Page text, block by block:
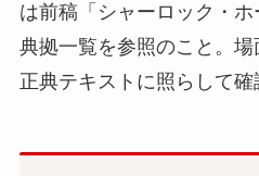
は前稿「シャーロック・
典拠一覧を参照のこと。
正典テキストに照らして確